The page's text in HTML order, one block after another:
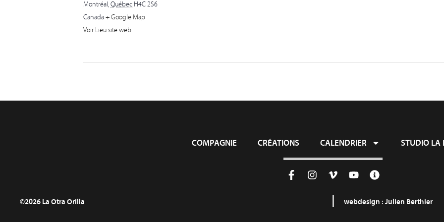
Montréal,Québec H4C 2S6
Canada+ Google Map
Voir Lieu site web
COMPAGNIE CRÉATIONS CALENDRIER STUDIO LA
©2026 La Otra Orilla webdesign :Julien Berthier